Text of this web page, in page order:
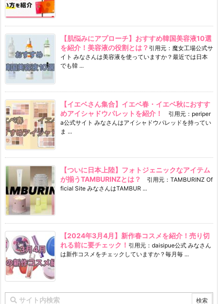
【肌悩みにアプローチ】おすすめ韓国美容液10選
を紹介！美容液の役割とは？ 引用元：魔女工場公式サ
イト みなさんは美容液を使っていますか？最近では日本
でも韓 ...
【イエベさん集合】イエベ春・イエベ秋におすす
めアイシャドウパレットを紹介！
引用元：periper
a公式サイト みなさんはアイシャドウパレッドを持ってい
ま ...
【ついに日本上陸】フォトジェニックなアイテム
が揃うTAMBURINZとは？
引用元：TAMBURINZ Of
ficial Site みなさんはTAMBUR ...
【2024年3月4月】新作春コスメを紹介！売り切
れる前に要チェック！ 引用元：daisipue公式 みなさん
は新作コスメをチェックしていますか？毎月毎 ...